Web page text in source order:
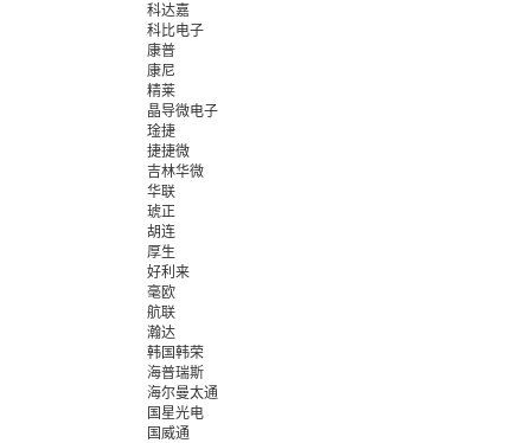
科达嘉
科比电子
康普
康尼
精莱
晶导微电子
琻捷
捷捷微
吉林华微
华联
琥正
胡连
厚生
好利来
毫欧
航联
瀚达
韩国韩荣
海普瑞斯
海尔曼太通
国星光电
国威通